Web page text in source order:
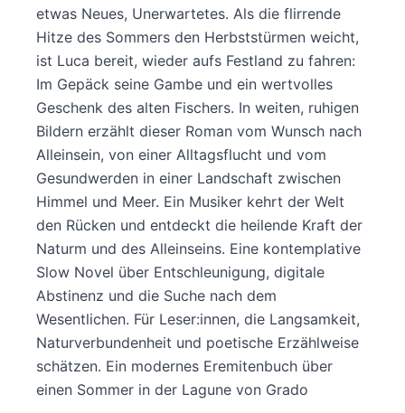
etwas Neues, Unerwartetes. Als die flirrende
Hitze des Sommers den Herbststürmen weicht,
ist Luca bereit, wieder aufs Festland zu fahren:
Im Gepäck seine Gambe und ein wertvolles
Geschenk des alten Fischers. In weiten, ruhigen
Bildern erzählt dieser Roman vom Wunsch nach
Alleinsein, von einer Alltagsflucht und vom
Gesundwerden in einer Landschaft zwischen
Himmel und Meer. Ein Musiker kehrt der Welt
den Rücken und entdeckt die heilende Kraft der
Naturm und des Alleinseins. Eine kontemplative
Slow Novel über Entschleunigung, digitale
Abstinenz und die Suche nach dem
Wesentlichen. Für Leser:innen, die Langsamkeit,
Naturverbundenheit und poetische Erzählweise
schätzen. Ein modernes Eremitenbuch über
einen Sommer in der Lagune von Grado